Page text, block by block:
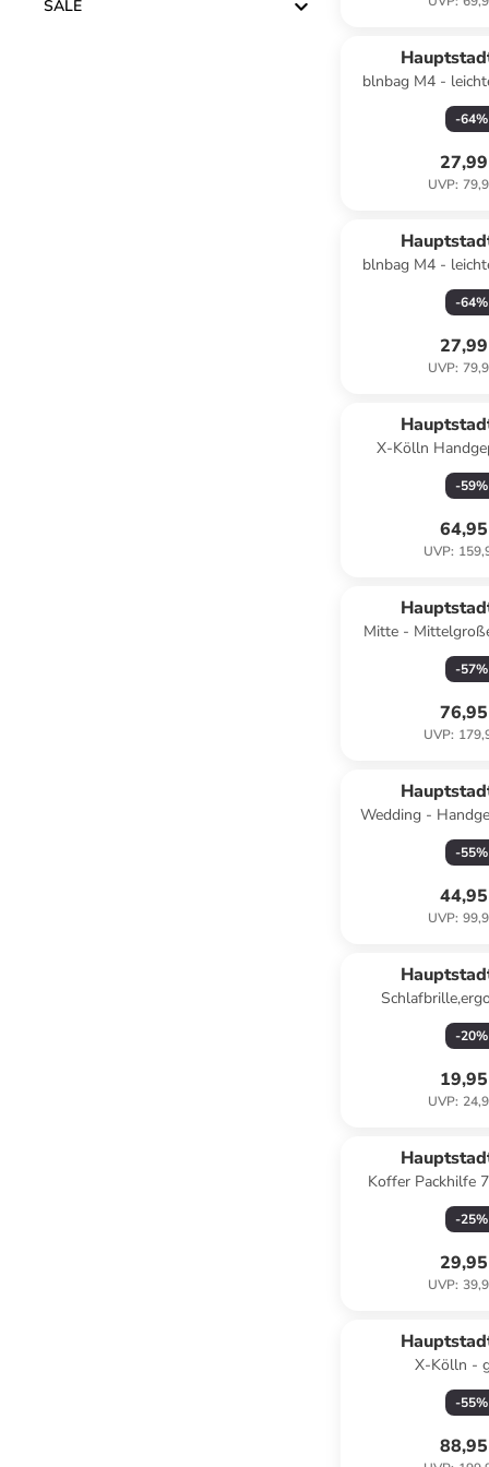
SALE
blnbag M4 -
faltbar, mit
-64%
UVP:
blnbag M4 -
faltbar, mit
-64%
UVP:
X-Kölln
Dehnfalte Carry-
50L in
-59%
UVP:
Mitte - Mittelgroßer
TSA, 68cm
-57%
UVP:
Wedding -
Doppelrollen Hand
-55%
UVP:
Reisekissen,
Nackenkissen
-20%
UVP:
Koffer Packhilfe
Packtaschen
-25%
UVP:
X-Kölln -
TSA 76cm-55%